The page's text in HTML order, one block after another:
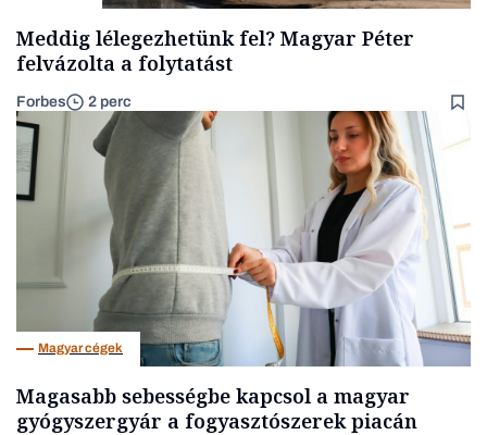
Meddig lélegezhetünk fel? Magyar Péter
felvázolta a folytatást
Forbes 2 perc
Magyar cégek
Magasabb sebességbe kapcsol a magyar
gyógyszergyár a fogyasztószerek piacán